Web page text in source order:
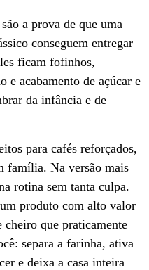
a prova de que uma
conseguem entregar
ficam fofinhos,
e acabamento de açúcar e
da infância e de
para cafés reforçados,
família. Na versão mais
rotina sem tanta culpa.
produto com alto valor
que praticamente
separa a farinha, ativa
e deixa a casa inteira